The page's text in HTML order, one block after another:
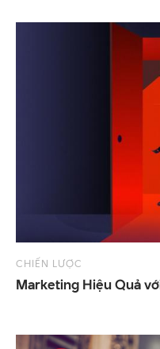
CHIẾN LƯỢC
Marketing HiệuQuả